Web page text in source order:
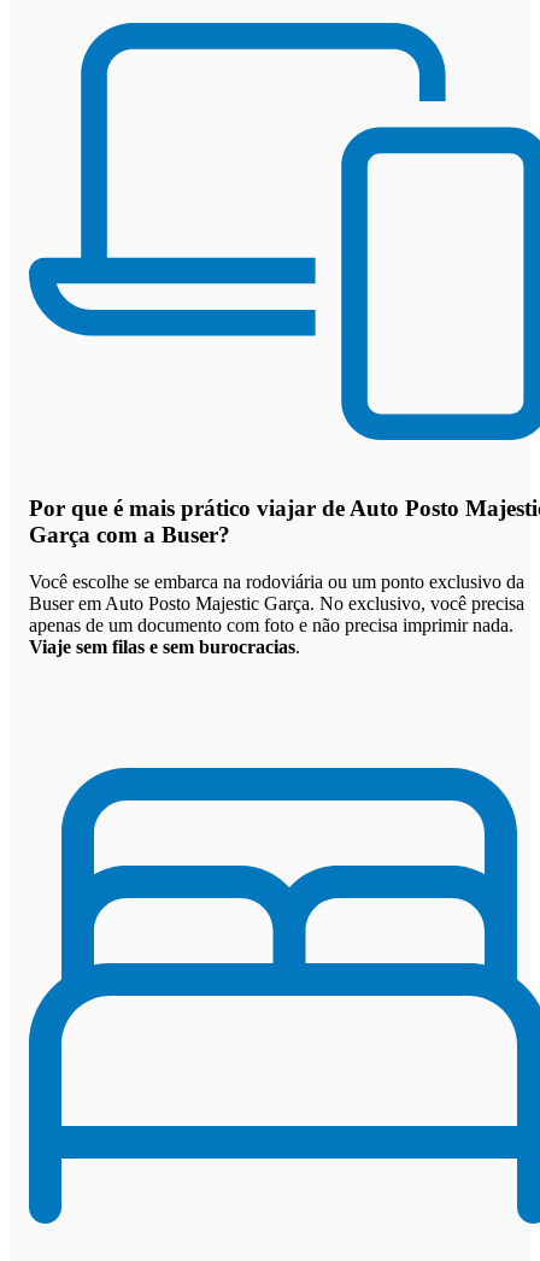
Por que é mais prático viajar de Auto Posto
Garça com a Buser?
Você escolhe se embarca na rodoviária ou um ponto exclusivo da
Buser em Auto Posto Majestic Garça. No exclusivo, você precisa
apenas de um documento com foto e não precisa imprimir nada.
Viaje sem filas e sem burocracias.